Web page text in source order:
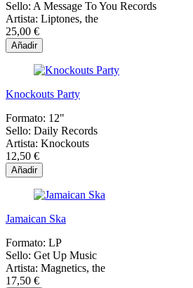
Sello: A Message To You Records
Artista: Liptones, the
25,00 €
Añadir
Knockouts Party
Formato: 12"
Sello: Daily Records
Artista: Knockouts
12,50 €
Añadir
Jamaican Ska
Formato: LP
Sello: Get Up Music
Artista: Magnetics, the
17,50 €